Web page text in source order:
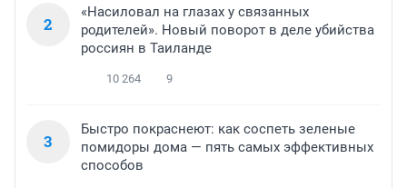
2
«Насиловал на глазах у связанных
родителей». Новый поворот в деле убийства
россиян в Таиланде
10 264 9
3
Быстро покраснеют: как соспеть зеленые
помидоры дома — пять самых эффективных
способов